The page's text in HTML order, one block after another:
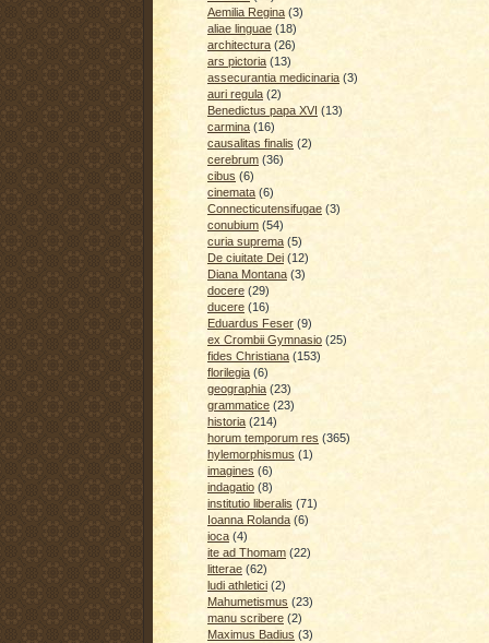
Aemilia Regina (3)
aliae linguae (18)
architectura (26)
ars pictoria (13)
assecurantia medicinaria (3)
auri regula (2)
Benedictus papa XVI (13)
carmina (16)
causalitas finalis (2)
cerebrum (36)
cibus (6)
cinemata (6)
Connecticutensifugae (3)
conubium (54)
curia suprema (5)
De ciuitate Dei (12)
Diana Montana (3)
docere (29)
ducere (16)
Eduardus Feser (9)
ex Crombii Gymnasio (25)
fides Christiana (153)
florilegia (6)
geographia (23)
grammatice (23)
historia (214)
horum temporum res (365)
hylemorphismus (1)
imagines (6)
indagatio (8)
institutio liberalis (71)
Ioanna Rolanda (6)
ioca (4)
ite ad Thomam (22)
litterae (62)
ludi athletici (2)
Mahumetismus (23)
manu scribere (2)
Maximus Badius (3)